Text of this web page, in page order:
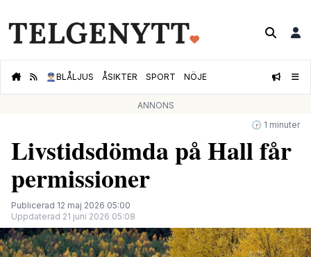
👮🏻‍♂️BLÅLJUS ÅSIKTER SPORT NÖJE
ANNONS
🕝 1 minuter
Livstidsdömda på Hall får
permissioner
Publicerad 12 maj 2026 05:00
Uppdaterad 21 juni 2026 05:08